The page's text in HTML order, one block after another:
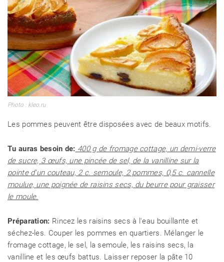
Photo : kleo.ru
Les pommes peuvent être disposées avec de beaux motifs.
Tu auras besoin de: 400 g de fromage cottage, un demi-verre
de sucre, 3 œufs, une pincée de sel, de la vanilline sur la
pointe d'un couteau, 2 c. semoule, 2 pommes, 0,5 c. cannelle
moulue, une poignée de raisins secs, du beurre pour graisser
le moule.
Préparation: Rincez les raisins secs à l'eau bouillante et
séchez-les. Couper les pommes en quartiers. Mélanger le
fromage cottage, le sel, la semoule, les raisins secs, la
vanilline et les œufs battus. Laisser reposer la pâte 10